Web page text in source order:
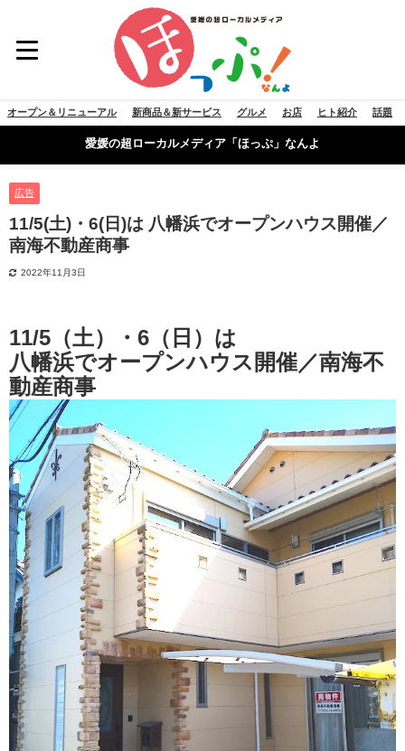
オープン＆リニューアル 新商品＆新サービス グルメ お店 ヒト紹介 話題
愛媛の超ローカルメディア「ほっぷ」なんよ
広告
11/5(土)・6(日)は 八幡浜でオープンハウス開催／
南海不動産商事
2022年11月3日
11/5（土）・6（日）は
八幡浜でオープンハウス開催／南海不
動産商事